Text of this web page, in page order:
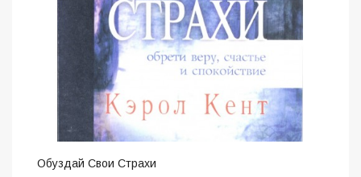
Обуздай Свои Страхи